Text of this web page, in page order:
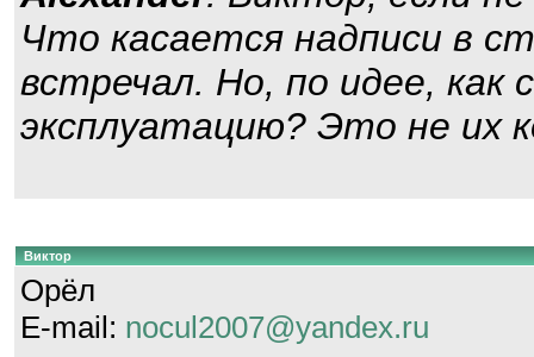
Что касается надписи в
встречал. Но, по идее,
эксплуатацию? Это не их
Виктор
Орёл
E-mail: nocul2007@yandex.ru